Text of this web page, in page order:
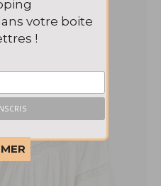
close in:
votre boite
!